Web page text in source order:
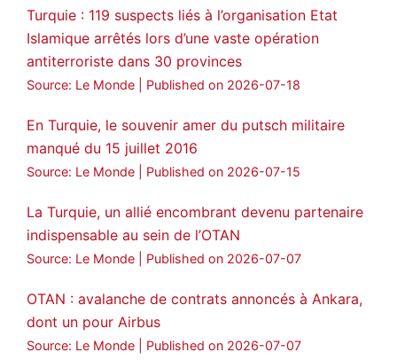
Turquie : 119 suspects liés à l’organisation Etat
Islamique arrêtés lors d’une vaste opération
antiterroriste dans 30 provinces
Source: Le Monde Published on 2026-07-18
En Turquie, le souvenir amer du putsch militaire
manqué du 15 juillet 2016
Source: Le Monde Published on 2026-07-15
La Turquie, un allié encombrant devenu partenaire
indispensable au sein de l’OTAN
Source: Le Monde Published on 2026-07-07
OTAN : avalanche de contrats annoncés à Ankara,
dont un pour Airbus
Source: Le Monde Published on 2026-07-07